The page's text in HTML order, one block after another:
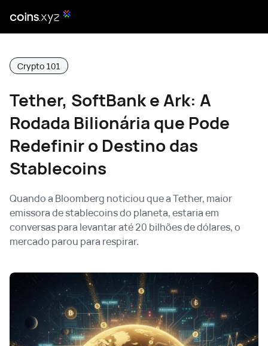
Crypto 101
Tether, SoftBank e Ark: A
Rodada Bilionária que Pode
Redefinir o Destino das
Stablecoins
Quando a Bloomberg noticiou que a Tether, maior
emissora de stablecoins do planeta, estaria em
conversas para levantar até 20 bilhões de dólares, o
mercado parou para respirar.